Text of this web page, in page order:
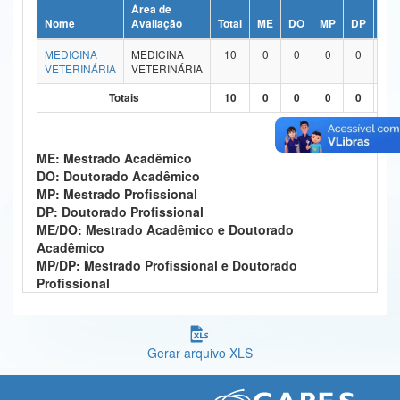
Ministério da Ciência, Tecnologia, Inovações e Comunicações
Ministério do Meio Ambiente
Controladoria-Geral da União
Ministério da Mulher, da Família e dos Direitos Humanos
Secretaria-Geral
Secretaria de Governo
Banco Central do Brasil
Nome
Área de
Avaliação
Total ME DO MP DP
MEDICINA
VETERINÁRIA
MEDICINA
VETERINÁRIA
10 0 0 0 0
Totais 10 0 0 0 0
ME: Mestrado Acadêmico
DO: Doutorado Acadêmico
MP: Mestrado Profissional
DP: Doutorado Profissional
ME/DO: Mestrado Acadêmico e Doutorado
Acadêmico
MP/DP: Mestrado Profissional e Doutorado
Profissional
Gerar arquivo XLS